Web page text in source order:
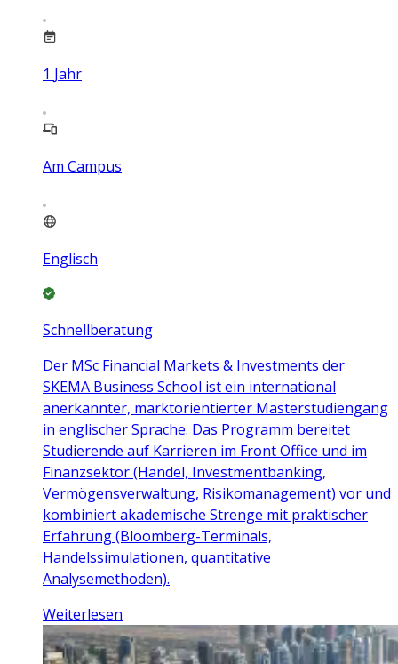
1 Jahr
Am Campus
Englisch
Schnellberatung
Der MSc Financial Markets & Investments der
SKEMA Business School ist ein international
anerkannter, marktorientierter Masterstudiengang
in englischer Sprache. Das Programm bereitet
Studierende auf Karrieren im Front Office und im
Finanzsektor (Handel, Investmentbanking,
Vermögensverwaltung, Risikomanagement) vor und
kombiniert akademische Strenge mit praktischer
Erfahrung (Bloomberg-Terminals,
Handelssimulationen, quantitative
Analysemethoden).
Weiterlesen